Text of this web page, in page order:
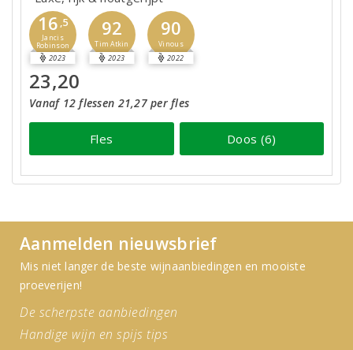
16 ,5
Jancis
Robinson
2023
92
Tim Atkin
2023
90
Vinous
2022
23,20
Vanaf 12 flessen 21,27 per fles
Fles Doos (6)
Aanmelden nieuwsbrief
Mis niet langer de beste wijnaanbiedingen en mooiste
proeverijen!
De scherpste aanbiedingen
Handige wijn en spijs tips